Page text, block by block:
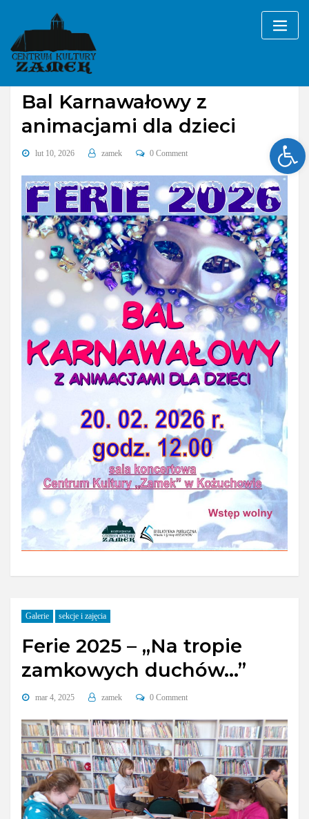
content
Bez kategorii
Bal Karnawałowy z
animacjami dla dzieci
lut 10, 2026 zamek 0 Comment
Galerie sekcje i zajęcia
Ferie 2025 – „Na tropie
zamkowych duchów…”
mar 4, 2025 zamek 0 Comment